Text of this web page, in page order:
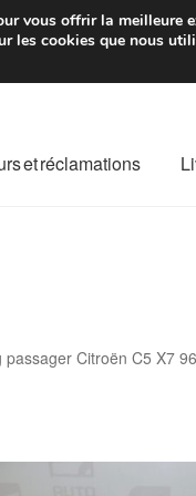
de 7 EUR
et réclamations
passager Citroën C5 X7
vous offrir la meilleure
les cookies que nous